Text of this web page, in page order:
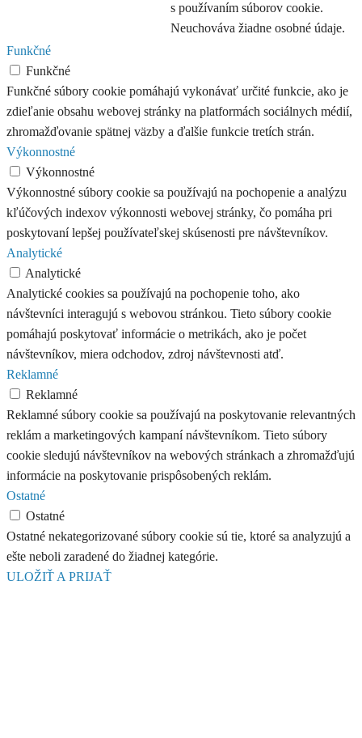
s používaním súborov cookie.
Neuchováva žiadne osobné údaje.
Funkčné
Funkčné
Funkčné súbory cookie pomáhajú vykonávať určité funkcie, ako je
zdieľanie obsahu webovej stránky na platformách sociálnych médií,
zhromažďovanie spätnej väzby a ďalšie funkcie tretích strán.
Výkonnostné
Výkonnostné
Výkonnostné súbory cookie sa používajú na pochopenie a analýzu
kľúčových indexov výkonnosti webovej stránky, čo pomáha pri
poskytovaní lepšej používateľskej skúsenosti pre návštevníkov.
Analytické
Analytické
Analytické cookies sa používajú na pochopenie toho, ako
návštevníci interagujú s webovou stránkou. Tieto súbory cookie
pomáhajú poskytovať informácie o metrikách, ako je počet
návštevníkov, miera odchodov, zdroj návštevnosti atď.
Reklamné
Reklamné
Reklamné súbory cookie sa používajú na poskytovanie relevantných
reklám a marketingových kampaní návštevníkom. Tieto súbory
cookie sledujú návštevníkov na webových stránkach a zhromažďujú
informácie na poskytovanie prispôsobených reklám.
Ostatné
Ostatné
Ostatné nekategorizované súbory cookie sú tie, ktoré sa analyzujú a
ešte neboli zaradené do žiadnej kategórie.
ULOŽIŤ A PRIJAŤ